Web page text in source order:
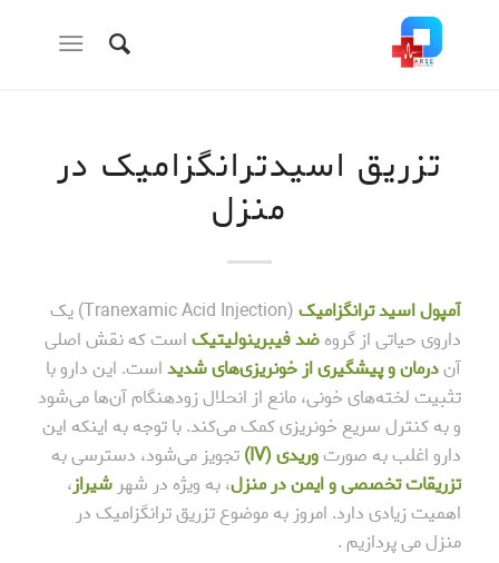
تزریق اسیدترانگزامیک در
منزل
آمپول اسید ترانگزامیک
(Tranexamic Acid Injection) یک
داروی حیاتی از گروهضد فیبرینولیتیکاست که نقش اصلی
آندرمان و پیشگیری از خونریزی‌های شدیداست. این دارو با
تثبیت لخته‌های خونی، مانع از انحلال زودهنگام آن‌ها می‌شود
و به کنترل سریع خونریزی کمک می‌کند. با توجه به اینکه این
دارو اغلب به صورتوریدی (IV)
تجویز می‌شود، دسترسی به
تزریقات تخصصی و ایمن در منزل، به ویژه در شهر شیراز،
اهمیت زیادی دارد. امروز به موضوع تزریق ترانگزامیک در
منزل می پردازیم .